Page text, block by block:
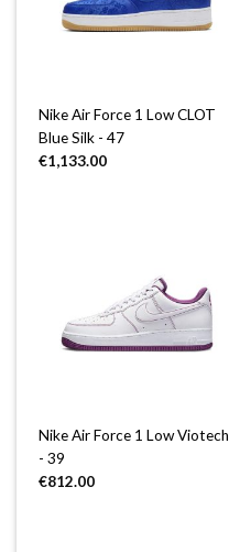
Nike Air Force 1 Low CLOT
Blue Silk - 47
€1,133.00
Nike Air Force 1 Low Viotech
- 39
€812.00